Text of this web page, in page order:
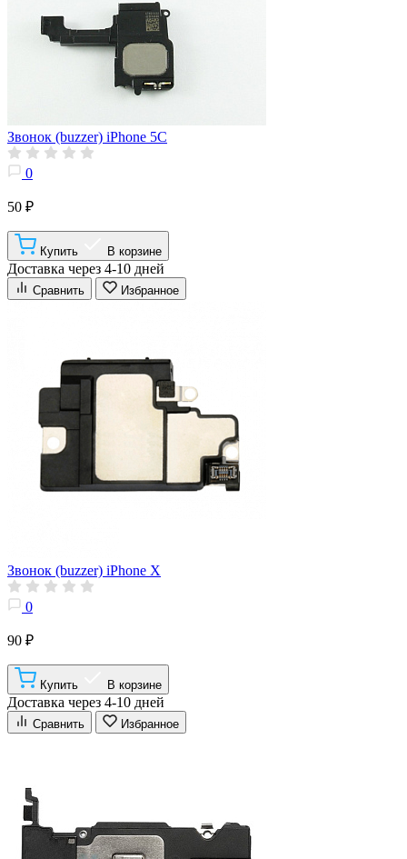
Звонок (buzzer) iPhone 5C
0
50 ₽
Купить В корзине
Доставка через 4-10 дней
Сравнить Избранное
Звонок (buzzer) iPhone X
0
90 ₽
Купить В корзине
Доставка через 4-10 дней
Сравнить Избранное